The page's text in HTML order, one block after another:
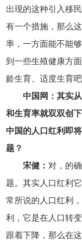
出现的这种引入移
有一个措施，那么
率，一方面能不能
到一些生殖健康方
龄生育、适度生育吧
中国网：其实
和生育率就双双创
中国的人口红利即
题？
宋健： 对，的
题。其实人口红利
常所说的人口红利
利，它是在人口转
跟着下降，那么在